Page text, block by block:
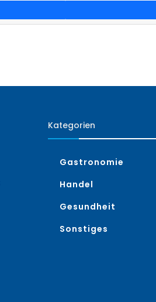
Kategorien
Gastronomie
Handel
Gesundheit
Sonstiges